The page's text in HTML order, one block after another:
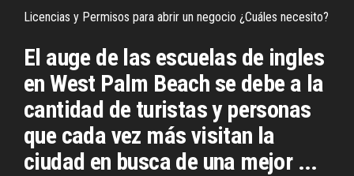
Licencias y Permisos para abrir un negocio ¿Cuáles necesito?
El auge de las escuelas de ingles
en West Palm Beach se debe a la
cantidad de turistas y personas
que cada vez más visitan la
ciudad en busca de una mejor ...